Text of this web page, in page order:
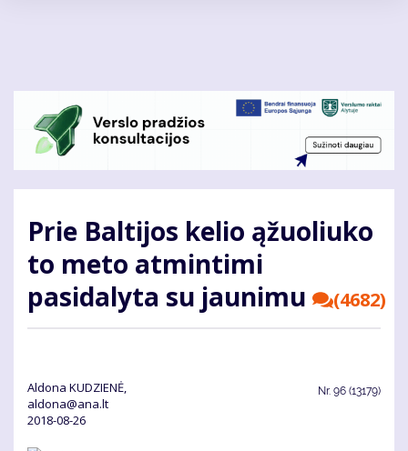
Prie Baltijos kelio ąžuoliuko
to meto atmintimi
pasidalyta su jaunimu
(4682)
Aldona KUDZIENĖ,
aldona@ana.lt
2018-08-26
Nr. 96 (13179)